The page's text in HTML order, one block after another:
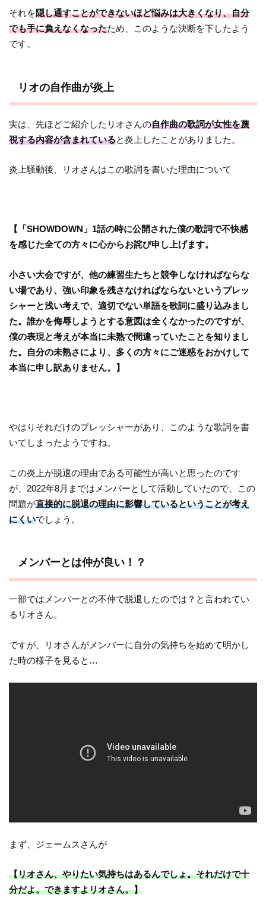
それを隠し通すことができないほど悩みは大きくなり、自分
でも手に負えなくなったため、このような決断を下したよう
です。
リオの自作曲が炎上
実は、先ほどご紹介したリオさんの自作曲の歌詞が女性を蔑
視する内容が含まれていると炎上したことがありました。
炎上騒動後、リオさんはこの歌詞を書いた理由について
【「SHOWDOWN」1話の時に公開された僕の歌詞で不快感
を感じた全ての方々に心からお詫び申し上げます。
小さい大会ですが、他の練習生たちと競争しなければならな
い場であり、強い印象を残さなければならないというプレッ
シャーと浅い考えで、適切でない単語を歌詞に盛り込みまし
た。誰かを侮辱しようとする意図は全くなかったのですが、
僕の表現と考えが本当に未熟で間違っていたことを知りまし
た。自分の未熟さにより、多くの方々にご迷惑をおかけして
本当に申し訳ありません。】
やはりそれだけのプレッシャーがあり、このような歌詞を書
いてしまったようですね。
この炎上が脱退の理由である可能性が高いと思ったのです
が、2022年8月まではメンバーとして活動していたので、この
問題が直接的に脱退の理由に影響しているということが考え
にくいでしょう。
メンバーとは仲が良い！？
一部ではメンバーとの不仲で脱退したのでは？と言われてい
るリオさん。
ですが、リオさんがメンバーに自分の気持ちを始めて明かし
た時の様子を見ると…
まず、ジェームスさんが
【リオさん、やりたい気持ちはあるんでしょ。それだけで十
分だよ。できますよリオさん。】